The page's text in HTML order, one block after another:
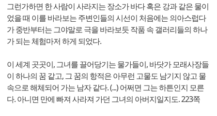
그런가하면 한 사람이 사라지는 장소가 바다 혹은 강과 같은 물이
었을 때 이를 바라보는 주변인들의 시선이 처음에는 의아스럽다
가 중반부터는 그야말로 극을 바라보듯 작품 속 갤러리들의 하나
가 되는 체험마저 하게 되었다.
이 세계 곳곳이, 그녀를 끌어당기는 물가들이, 바닷가 모래사장들
이 하나의 꿈 같고, 그 꿈의 항적은 아무런 고물도 남기지 않고 물
속으로 해체되어 가는 남자 같다. (...) 어쩌면 그는 하튼인지 모른
다. 아니면 만에 빠져 사라져 가던 그녀의 아버지일지도. 223쪽